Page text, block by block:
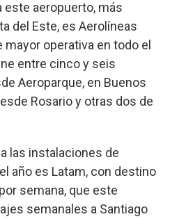
este aeropuerto, más
del Este, es Aerolíneas
mayor operativa en todo el
entre cinco y seis
Aeroparque, en Buenos
Rosario y otras dos de
las instalaciones de
año es Latam, con destino
semana, que este
semanales a Santiago